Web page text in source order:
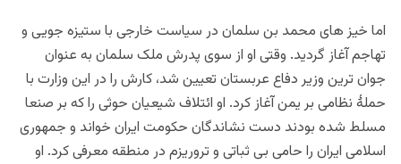
اما خیز های محمد بن سلمان در سیاست خارجی با ستیزه جویی و
تهاجم آغاز گردید. وقتی او از سوی پدرش ملک سلمان به عنوان
جوان ترین وزیر دفاع عربستان تعیین شد، کارش را در این وزارت با
حملۀ نظامی بر یمن آغاز کرد. او ائتلاف شیعیان حوثی را که بر صنعا
مسلط شده بودند دست نشاندگان حکومت ایران خواند و جمهوری
اسلامی ایران را حامی بی ثباتی و تروریزم در منطقه معرفی کرد. او